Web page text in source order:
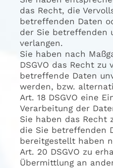
das Recht, die
betreffenden Daten
der Sie betreffenden
verlangen.
Sie haben nach
DSGVO das Recht zu
betreffende Daten
werden, bzw.
Art. 18 DSGVO eine
Verarbeitung der
Sie haben das Recht
die Sie betreffenden
bereitgestellt haben
Art. 20 DSGVO zu
Übermittlung an